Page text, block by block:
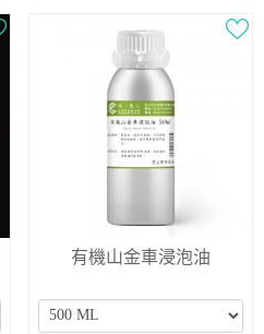
有機山金車浸泡油